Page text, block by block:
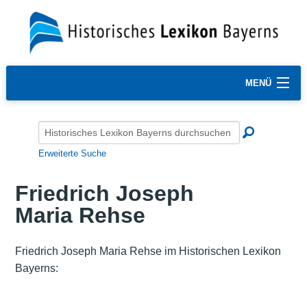
MENÜ
Erweiterte Suche
Friedrich Joseph
Maria Rehse
Friedrich Joseph Maria Rehse im Historischen Lexikon
Bayerns: